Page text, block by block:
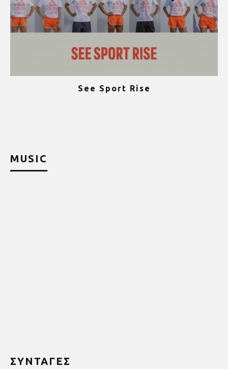
See Sport Rise
MUSIC
ΣΥΝΤΑΓΕΣ